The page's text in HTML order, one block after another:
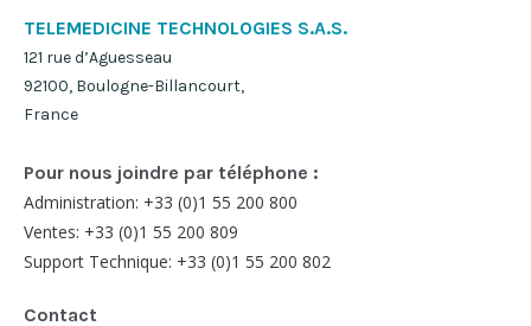
TELEMEDICINE TECHNOLOGIES S.A.S.
121 rue d’Aguesseau
92100, Boulogne-Billancourt,
France
Pour nous joindre par téléphone :
Administration: +33 (0)1 55 200 800
Ventes: +33 (0)1 55 200 809
Support Technique: +33 (0)1 55 200 802
Contact